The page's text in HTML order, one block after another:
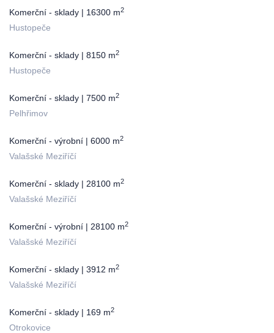
Komerční - sklady | 16300 m2
Hustopeče
Komerční - sklady | 8150 m2
Hustopeče
Komerční - sklady | 7500 m2
Pelhřimov
Komerční - výrobní | 6000 m2
Valašské Meziříčí
Komerční - sklady | 28100 m2
Valašské Meziříčí
Komerční - výrobní | 28100 m2
Valašské Meziříčí
Komerční - sklady | 3912 m2
Valašské Meziříčí
Komerční - sklady | 169 m2
Otrokovice